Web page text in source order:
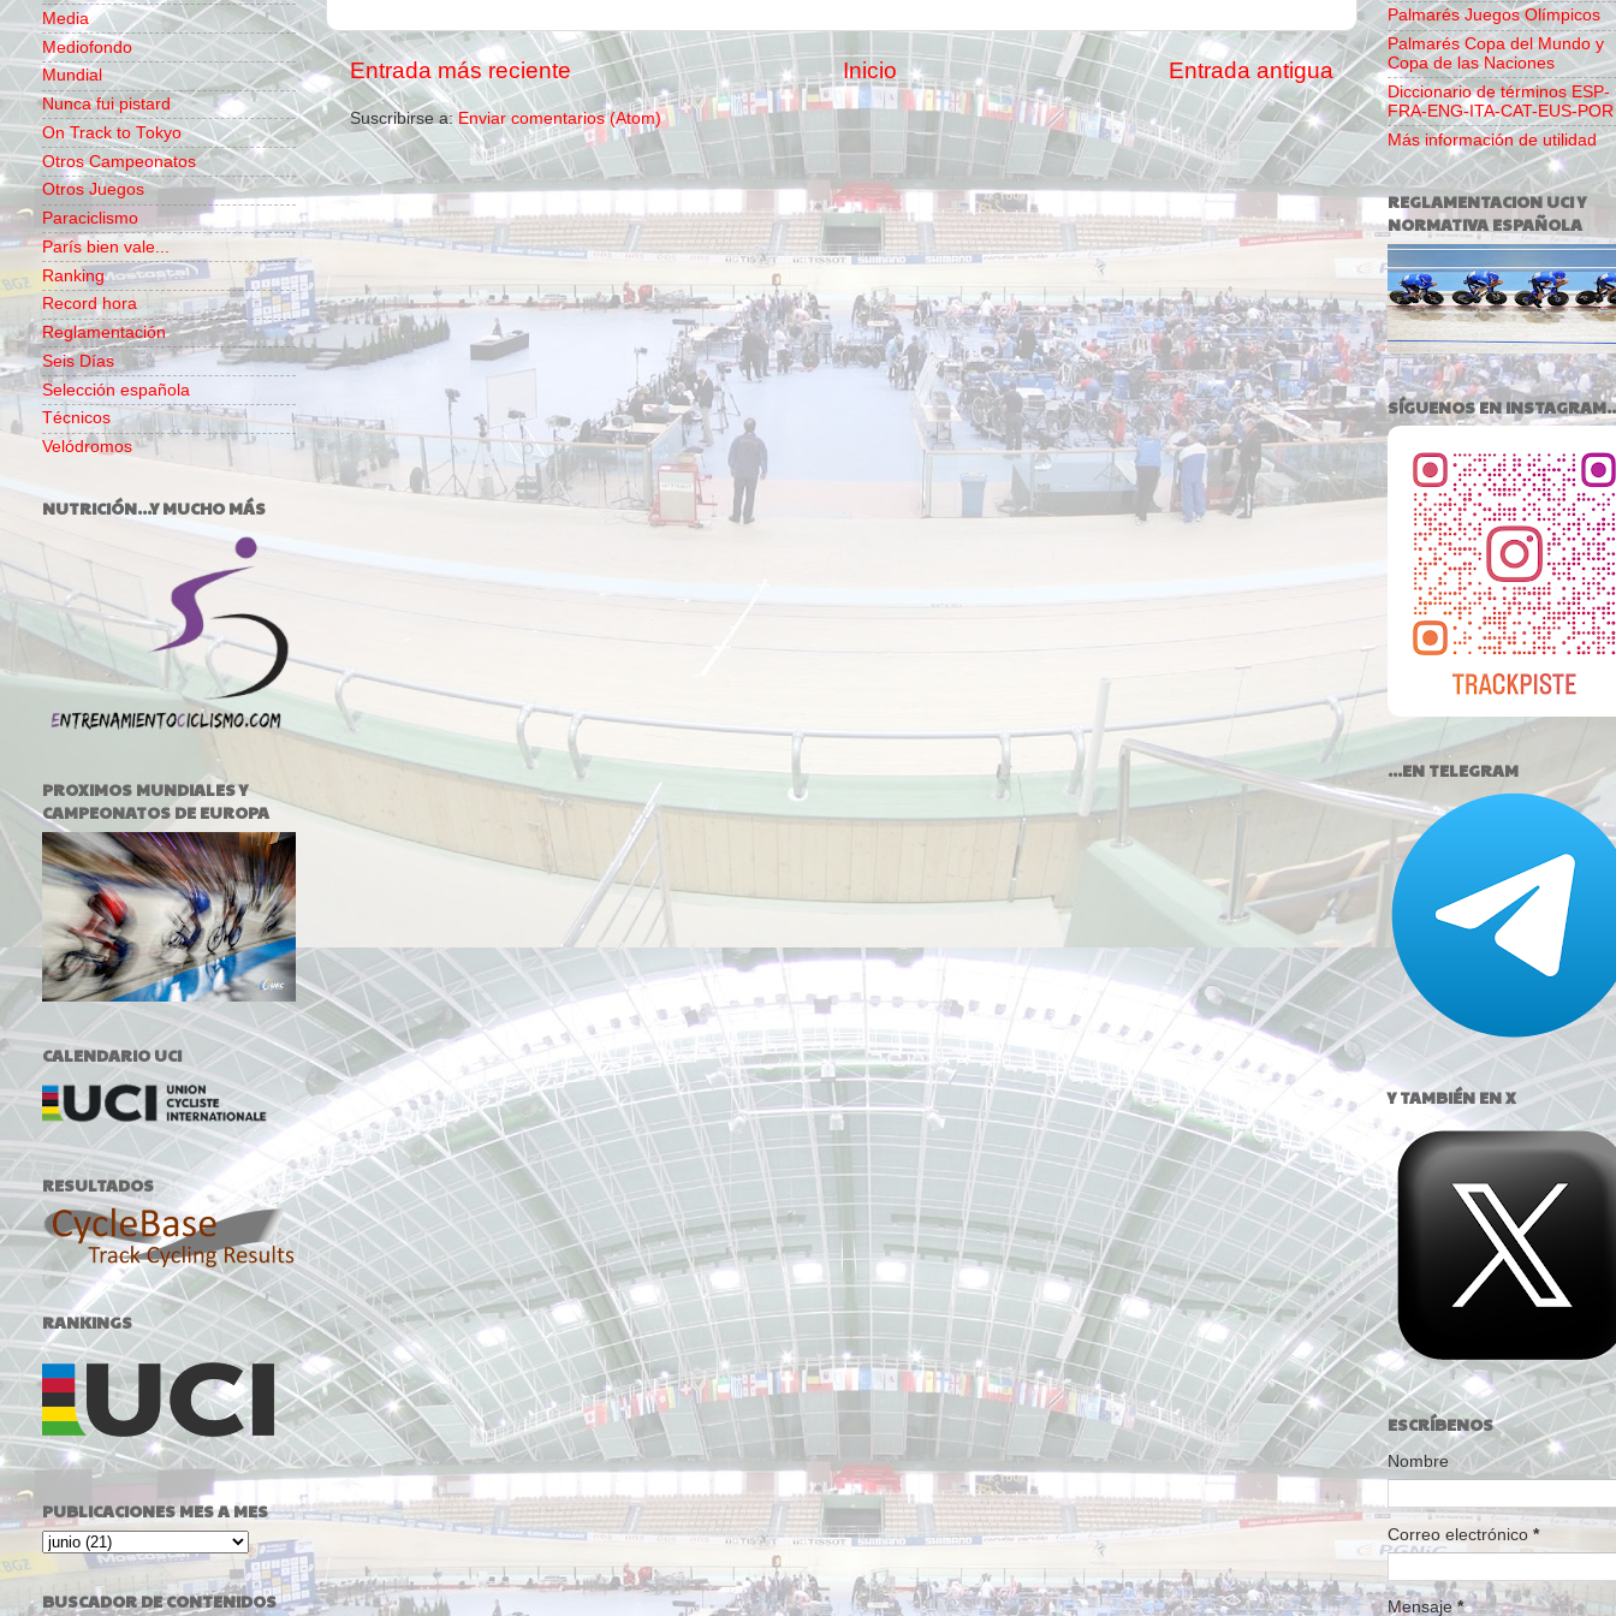
Entrada más reciente Entrada antigua
Inicio
Suscribirse a: Enviar comentarios (Atom)
Media
Mediofondo
Mundial
Nunca fui pistard
On Track to Tokyo
Otros Campeonatos
Otros Juegos
Paraciclismo
París bien vale...
Ranking
Record hora
Reglamentación
Seis Días
Selección española
Técnicos
Velódromos
NUTRICIÓN...Y MUCHO MÁS
PROXIMOS MUNDIALES Y
CAMPEONATOS DE EUROPA
CALENDARIO UCI
RESULTADOS
RANKINGS
PUBLICACIONES MES A MES
BUSCADOR DE CONTENIDOS
Palmarés Juegos Olímpicos
Palmarés Copa del Mundo y
Copa de las Naciones
Diccionario de términos ESP-
FRA-ENG-ITA-CAT-EUS-POR
Más información de utilidad
REGLAMENTACION UCI Y
NORMATIVA ESPAÑOLA
SÍGUENOS EN
...EN TELEGRAM
Y TAMBIÉN EN X
ESCRÍBENOS
Nombre
Correo electrónico *
Mensaje*